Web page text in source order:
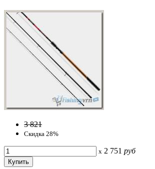
3 821
Скидка 28%
x 2 751 руб